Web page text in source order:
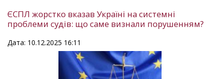
ЄСПЛ жорстко вказав Україні на системні
проблеми судів: що саме визнали порушенням?
Дата: 10.12.2025 16:11